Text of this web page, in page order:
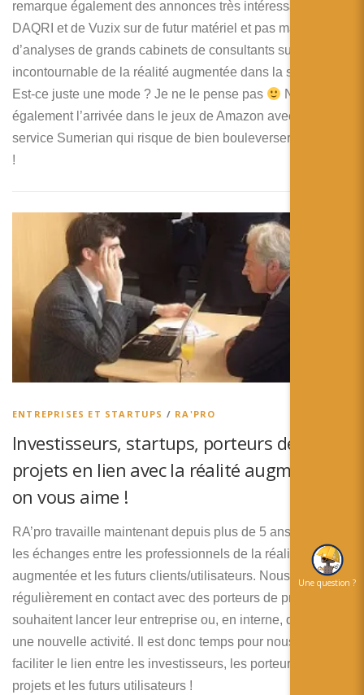
remarque également des annonces très intéressantes de
DAQRI et de Vuzix sur de futur matériel et pas mal
d’analyses de grands cabinets de consultants sur la place
incontournable de la réalité augmentée dans la stratégie …
Est-ce juste une mode ? Je ne le pense pas
Notez
également l’arrivée dans le jeux de Amazon avec son
service Sumerian qui risque de bien bouleverser le secteur
!
ENTREPRISES ET STARTUPS / RA'PRO
Investisseurs, startups, porteurs de
projets en lien avec la réalité augmentée
on vous aime !
RA’pro travaille maintenant depuis plus de 5 ans à faciliter
les échanges entre les professionnels de la réalité
augmentée et les futurs clients/utilisateurs. Nous sommes
régulièrement en contact avec des porteurs de projets qui
souhaitent lancer leur entreprise ou, en interne, développer
une nouvelle activité. Il est donc temps pour nous de
faciliter le lien entre les investisseurs, les porteurs de
projets et les futurs utilisateurs !
Une question ?